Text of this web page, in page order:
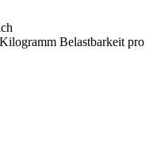
Belastbarkeit pro